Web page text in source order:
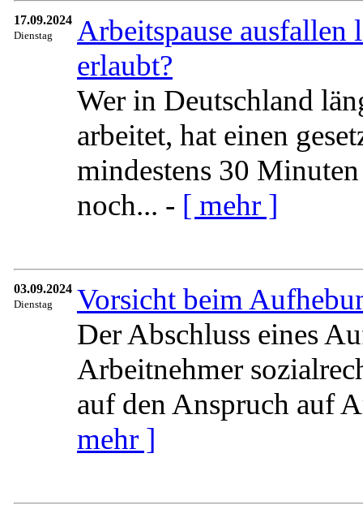
17.09.2024
Dienstag
Arbeitspause ausfallen
erlaubt?
Wer in Deutschland
arbeitet, hat einen
mindestens 30
noch... - [ mehr ]
03.09.2024
Dienstag
Vorsicht beim
Der Abschluss eines
Arbeitnehmer
auf den Anspruch auf
mehr ]